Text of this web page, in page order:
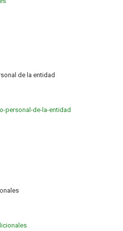
de la entidad
personal-de-la-entidad